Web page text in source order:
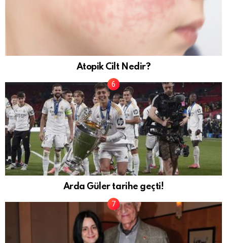
Atopik Cilt Nedir?
Arda Güler tarihe geçti!